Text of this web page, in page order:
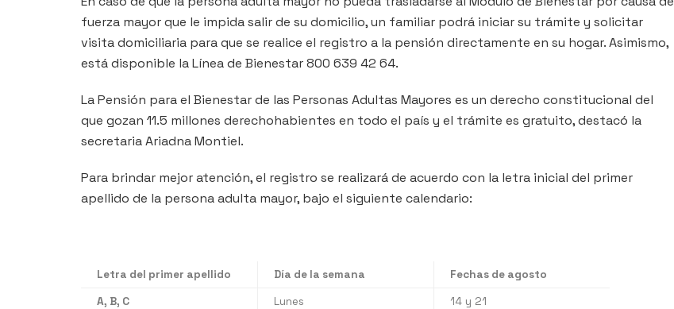
fuerza mayor que le impida salir de su domicilio, un familiar podrá iniciar su trámite y solicitar
visita domiciliaria para que se realice el registro a la pensión directamente en su hogar. Asimismo,
está disponible la Línea de Bienestar 800 639 42 64.
La Pensión para el Bienestar de las Personas Adultas Mayores es un derecho constitucional del
que gozan 11.5 millones derechohabientes en todo el país y el trámite es gratuito, destacó la
secretaria Ariadna Montiel.
Para brindar mejor atención, el registro se realizará de acuerdo con la letra inicial del primer
apellido de la persona adulta mayor, bajo el siguiente calendario:
Letra del primer apellido Día de la semana
Fechas de agosto
A, B, C
Lunes
14 y 21